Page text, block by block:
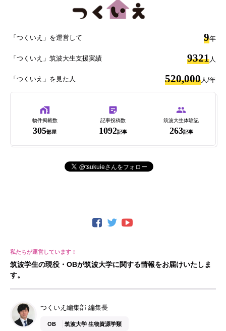
「つくいえ」を運営して 9年
「つくいえ」筑波大生支援実績 9321人
「つくいえ」を見た人 520,000人/年
物件掲載数
305部屋
記事投稿数
1092記事
筑波大生体験記
263記事
筑波学生の現役・OBが筑波大学に関する情報をお届けいたしま
す。
つくいえ編集部 編集長
OB 筑波大学 生物資源学類